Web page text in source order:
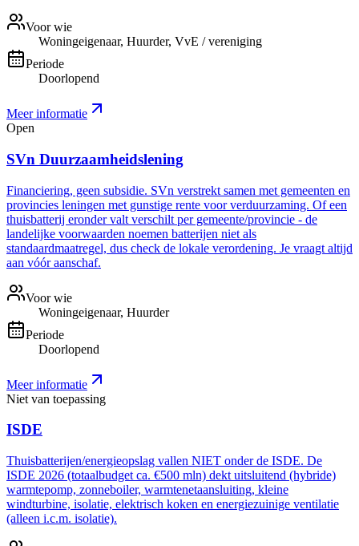
Voor wie
Woningeigenaar, Huurder, VvE / vereniging
Periode
Doorlopend
Meer informatie
Open
SVn Duurzaamheidslening
Financiering, geen subsidie. SVn verstrekt samen met gemeenten en
provincies leningen met gunstige rente voor verduurzaming. Of een
thuisbatterij eronder valt verschilt per gemeente/provincie - de
landelijke voorwaarden noemen batterijen niet als
standaardmaatregel, dus check de lokale verordening. Je vraagt altijd
aan vóór aanschaf.
Voor wie
Woningeigenaar, Huurder
Periode
Doorlopend
Meer informatie
Niet van toepassing
ISDE
Thuisbatterijen/energieopslag vallen NIET onder de ISDE. De
ISDE 2026 (totaalbudget ca. €500 mln) dekt uitsluitend (hybride)
warmtepomp, zonneboiler, warmtenetaansluiting, kleine
windturbine, isolatie, elektrisch koken en energiezuinige ventilatie
(alleen i.c.m. isolatie).